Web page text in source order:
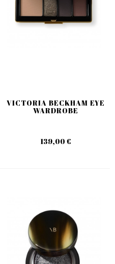
VICTORIA BECKHAM EYE
WARDROBE
139,00 €